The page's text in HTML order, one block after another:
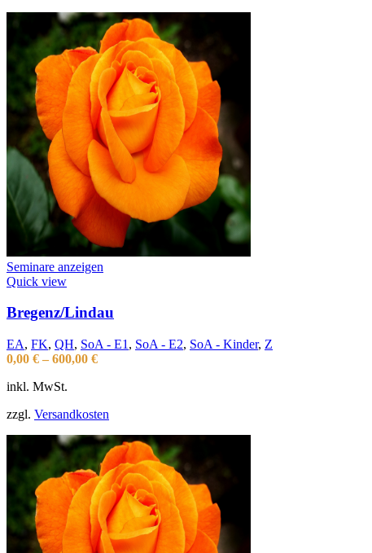
Seminare anzeigen
Quick view
Bregenz/Lindau
EA, FK, QH, SoA - E1 , SoA - E2, SoA - Kinder, Z
0,00 € – 600,00 €
inkl. MwSt.
zzgl. Versandkosten